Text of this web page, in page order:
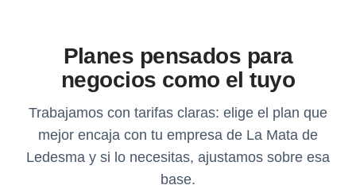
Planes pensados para
negocios como el tuyo
Trabajamos con tarifas claras: elige el plan que
mejor encaja con tu empresa de La Mata de
Ledesma y si lo necesitas, ajustamos sobre esa
base.